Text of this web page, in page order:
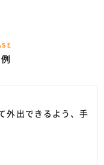
外出できるよう、手